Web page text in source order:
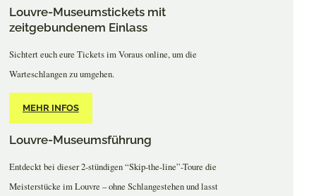
Louvre-Museumstickets mit
zeitgebundenem Einlass
Sichtert euch eure Tickets im Voraus online, um die
Warteschlangen zu umgehen.
MEHR INFOS
Louvre-Museumsführung
Entdeckt bei dieser 2-stündigen “Skip-the-line”-Toure die
Meisterstücke im Louvre – ohne Schlangestehen und lasst